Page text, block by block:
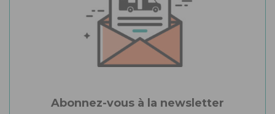
Abonnez-vous à la newsletter